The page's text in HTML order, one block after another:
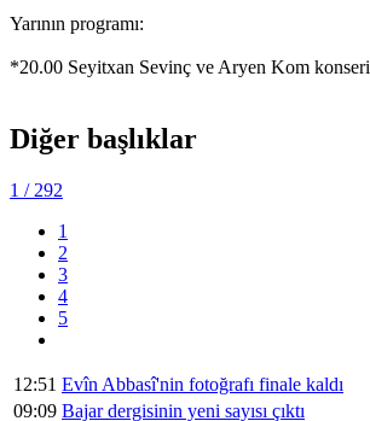
Yarının programı:
*20.00 Seyitxan Sevinç ve Aryen Kom konseri
Diğer başlıklar
1 / 292
1
2
3
4
5
12:51 Evîn Abbasî'nin fotoğrafı finale kaldı
09:09 Bajar dergisinin yeni sayısı çıktı